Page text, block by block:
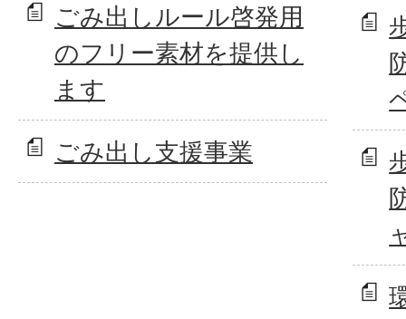
ごみ出しルール啓発用
のフリー素材を提供し
ます
ごみ出し支援事業